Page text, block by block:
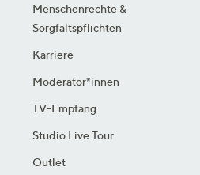
Menschenrechte &
Sorgfaltspflichten
Karriere
Moderator*innen
TV-Empfang
Studio Live Tour
Outlet